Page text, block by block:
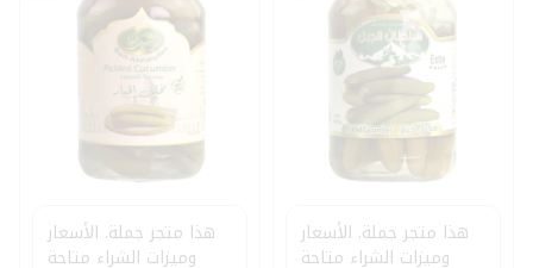
هذا متجر جملة. الأسعار
وميزات الشراء متاحة
هذا متجر جملة. الأسعار
وميزات الشراء متاحة